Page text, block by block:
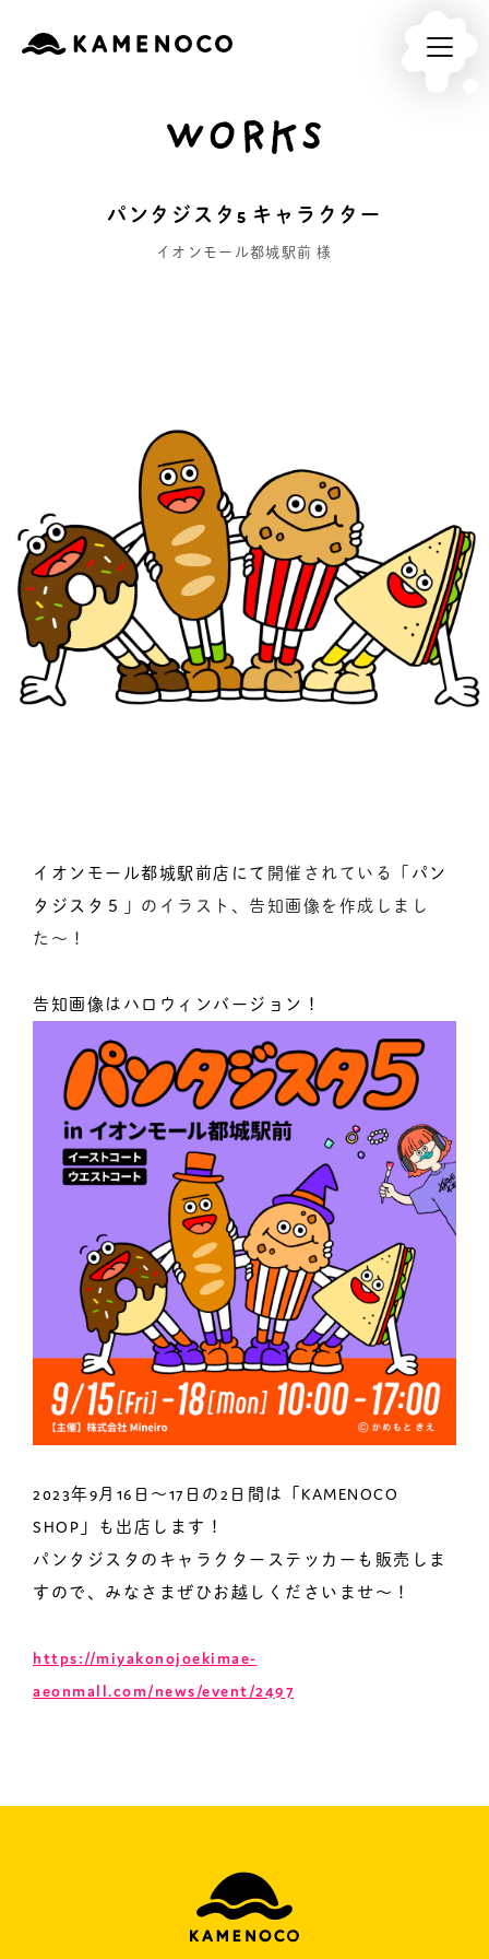
WORKS
パンタジスタ5 キャラクター
イオンモール都城駅前 様
イオンモール都城駅前店にて 開催されている「 パン
タジスタ５
」のイラスト、告知画像を作成しまし
た〜！
告知画像はハロウィンバージョン！
2023年9月16日〜17日の2日間は「KAMENOCO
SHOP」も出店します！
パンタジスタのキャラクターステッカーも販売しま
すので、みなさまぜひお越しくださいませ〜！
https://miyakonojoekimae-
aeonmall.com/news/event/2497